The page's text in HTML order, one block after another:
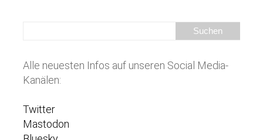
Alle neuesten Infos auf unseren Social Media-
Kanälen:
Twitter
Mastodon